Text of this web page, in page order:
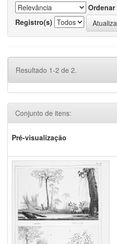
Ordenar
Registro(s)
Resultado 1-2 de 2.
Conjunto de itens:
Pré-visualização